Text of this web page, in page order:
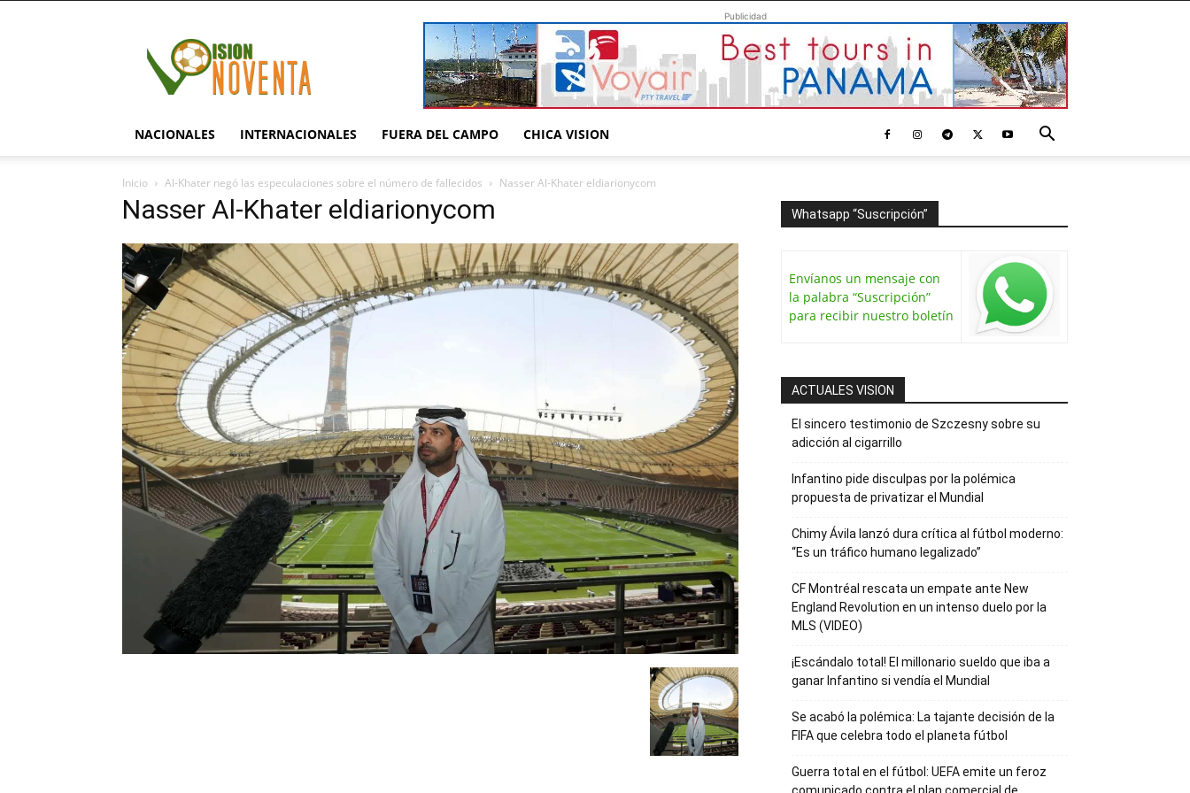
Publicidad
NACIONALES INTERNACIONALES FUERA DEL CAMPO CHICA VISION
Inicio Al-Khater negó las especulaciones sobre el número de fallecidos Nasser Al-Khater eldiarionycom
Nasser Al-Khater eldiarionycom Whatsapp “Suscripción”
Envíanos un mensaje con
la palabra “Suscripción”
para recibir nuestro boletín
ACTUALES VISION
El sincero testimonio de Szczesny sobre su
adicción al cigarrillo
Infantino pide disculpas por la polémica
propuesta de privatizar el Mundial
Chimy Ávila lanzó dura crítica al fútbol moderno:
“Es un tráfico humano legalizado”
CF Montréal rescata un empate ante New
England Revolution en un intenso duelo por la
MLS (VIDEO)
¡Escándalo total! El millonario sueldo que iba a
ganar Infantino si vendía el Mundial
Se acabó la polémica: La tajante decisión de la
FIFA que celebra todo el planeta fútbol
Guerra total en el fútbol: UEFA emite un feroz